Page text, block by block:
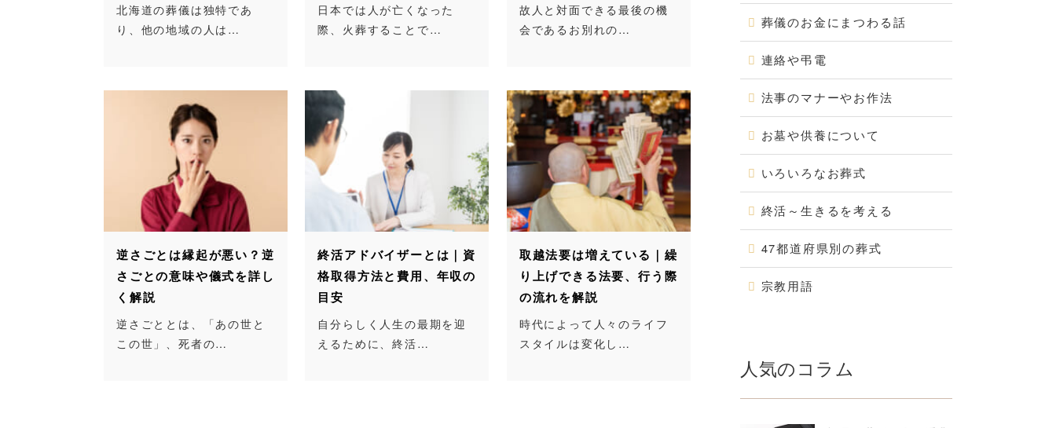
北海道の葬儀は独特であ
り、他の地域の人は…
日本では人が亡くなった
際、火葬することで…
故人と対面できる最後の機
会であるお別れの…
逆さごとは縁起が悪い？逆
さごとの意味や儀式を詳し
く解説
逆さごととは、「あの世と
この世」、死者の…
終活アドバイザーとは｜資
格取得方法と費用、年収の
目安
自分らしく人生の最期を迎
えるために、終活…
取越法要は増えている｜繰
り上げできる法要、行う際
の流れを解説
時代によって人々のライフ
スタイルは変化し…
葬儀のお金にまつわる話
連絡や弔電
法事のマナーやお作法
お墓や供養について
いろいろなお葬式
終活～生きるを考える
47都道府県別の葬式
宗教用語
人気のコラム